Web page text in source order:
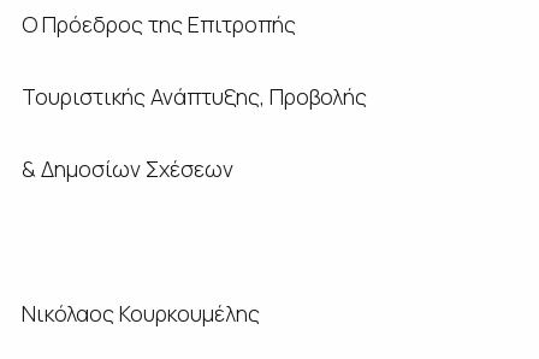
Ο Πρόεδρος της Επιτροπής
Τουριστικής Ανάπτυξης, Προβολής
& Δημοσίων Σχέσεων
Νικόλαος Κουρκουμέλης